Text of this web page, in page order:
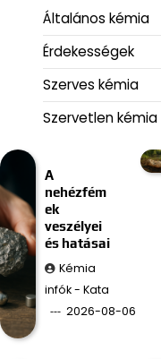
Általános kémia
Érdekességek
Szerves kémia
Szervetlen kémia
A
nehézfém
ek
veszélyei
és hatásai
Kémia
infók - Kata
2026-08-06